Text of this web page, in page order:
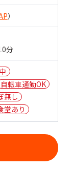
）
分
自転車通勤OK
無し
堂あり